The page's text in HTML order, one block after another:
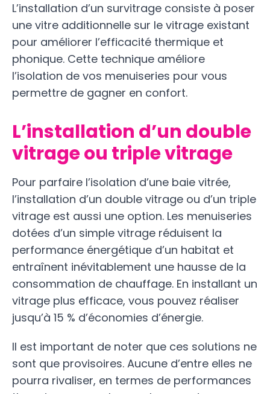
L’installation d’un survitrage consiste à poser
une vitre additionnelle sur le vitrage existant
pour améliorer l’efficacité thermique et
phonique. Cette technique améliore
l’isolation de vos menuiseries pour vous
permettre de gagner en confort.
L’installation d’un double
vitrage ou triple vitrage
Pour parfaire l’isolation d’une baie vitrée,
l’installation d’un double vitrage ou d’un triple
vitrage est aussi une option. Les menuiseries
dotées d’un simple vitrage réduisent la
performance énergétique d’un habitat et
entraînent inévitablement une hausse de la
consommation de chauffage. En installant un
vitrage plus efficace, vous pouvez réaliser
jusqu’à 15 % d’économies d’énergie.
Il est important de noter que ces solutions ne
sont que provisoires. Aucune d’entre elles ne
pourra rivaliser, en termes de performances